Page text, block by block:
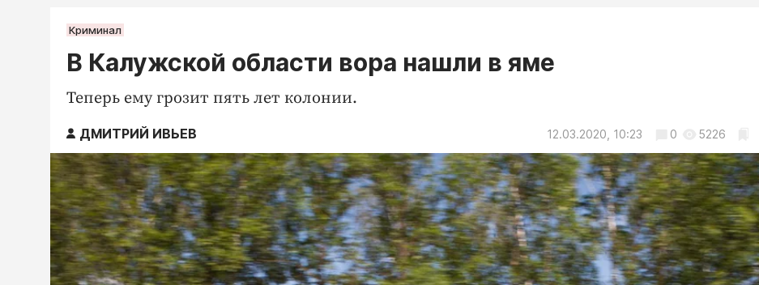
Криминал
В Калужской области вора нашли в яме
Теперь ему грозит пять лет колонии.
ДМИТРИЙ ИВЬЕВ 12.03.2020, 10:23 0 5226